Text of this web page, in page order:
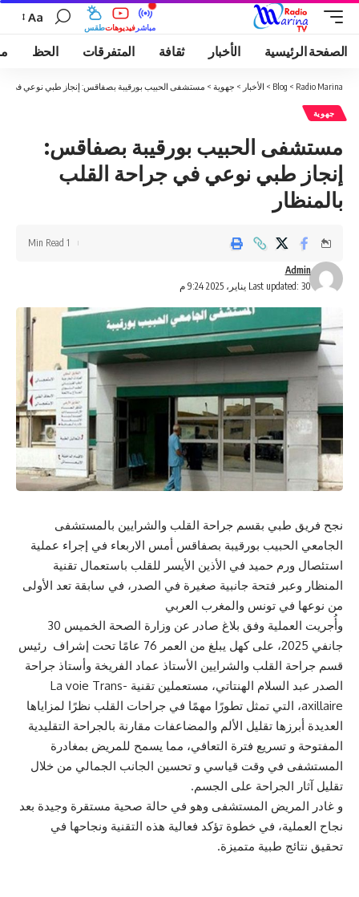
طقسفيديوهات مباشر
Aa
الصفحة الرئيسية الأخبار ثقافة المتفرقات الحظ
Radio Marina
>
Blog
> الأخبار > جهوية > مستشفى الحبيب بورقيبة بصفاقس: إنجاز طبي نوعي في
جهوية
مستشفى الحبيب بورقيبة بصفاقس:
إنجاز طبي نوعي في جراحة القلب
بالمنظار
Last updated: 30 يناير، 2025 9:24 م
Admin
1 Min Read
نجح فريق طبي بقسم جراحة القلب والشرايين بالمستشفى
الجامعي الحبيب بورقيبة بصفاقس أمس الاربعاء في إجراء عملية
استئصال ورم حميد في الأذين الأيسر للقلب باستعمال تقنية
المنظار وعبر فتحة جانبية صغيرة في الصدر، في سابقة تعد الأولى
من نوعها في تونس والمغرب العربي
وأُجريت العملية وفق بلاغ صادر عن وزارة الصحة الخميس 30
جانفي 2025، على كهل يبلغ من العمر 76 عامًا تحت إشراف رئيس
قسم جراحة القلب والشرايين الأستاذ عماد الفريخة وأستاذ جراحة
الصدر عبد السلام الهنتاتي، مستعملين تقنية La voie Trans-
axillaire، التي تمثل تطورًا مهمًا في جراحات القلب نظرًا لمزاياها
العديدة أبرزها تقليل الألم والمضاعفات مقارنة بالجراحة التقليدية
المفتوحة و تسريع فترة التعافي، مما يسمح للمريض بمغادرة
المستشفى في وقت قياسي و تحسين الجانب الجمالي من خلال
تقليل آثار الجراحة على الجسم.
و غادر المريض المستشفى وهو في حالة صحية مستقرة وجيدة بعد
نجاح العملية، في خطوة تؤكد فعالية هذه التقنية ونجاحها في
تحقيق نتائج طبية متميزة.